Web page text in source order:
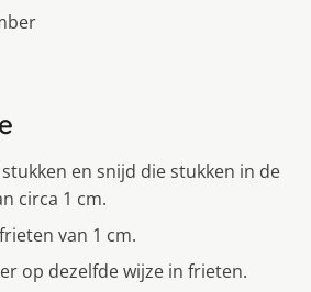
en snijd die stukken in de
circa 1 cm.
van 1 cm.
op dezelfde wijze in frieten.